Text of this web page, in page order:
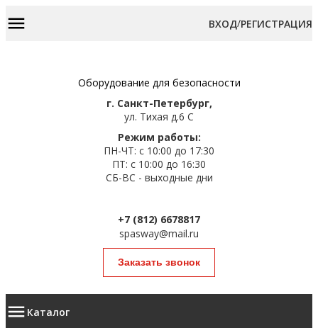
ВХОД/РЕГИСТРАЦИЯ
Оборудование для безопасности
г. Санкт-Петербург,
ул. Тихая д.6 С
Режим работы:
ПН-ЧТ: с 10:00 до 17:30
ПТ: с 10:00 до 16:30
СБ-ВС - выходные дни
+7 (812) 6678817
spasway@mail.ru
Заказать звонок
Каталог